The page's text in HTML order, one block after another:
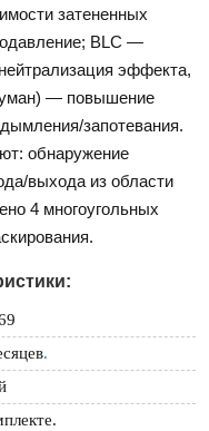
затененных
BLC —
эффекта,
— повышение
запотевания.
обнаружение
выхода из области
4 многоугольных
.